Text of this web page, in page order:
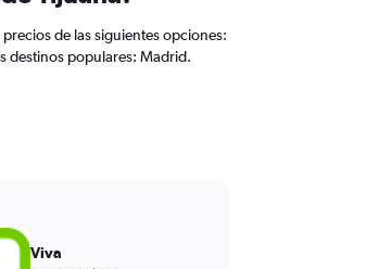
de las siguientes opciones:
destinos populares: Madrid.
Viva